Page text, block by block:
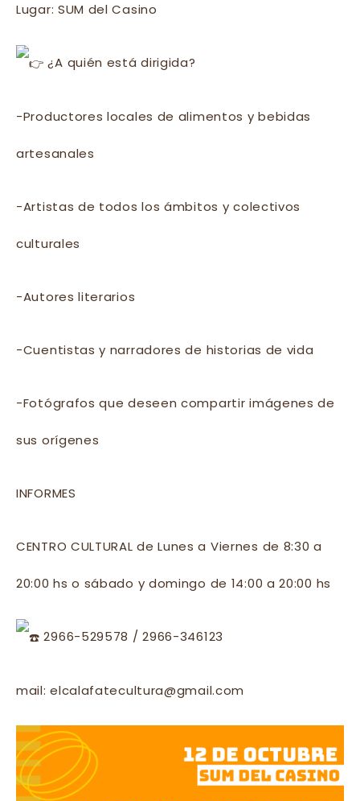
Lugar: SUM del Casino
¿A quién está dirigida?
-Productores locales de alimentos y bebidas
artesanales
-Artistas de todos los ámbitos y colectivos
culturales
-Autores literarios
-Cuentistas y narradores de historias de vida
-Fotógrafos que deseen compartir imágenes de
sus orígenes
INFORMES
CENTRO CULTURAL de Lunes a Viernes de 8:30 a
20:00 hs o sábado y domingo de 14:00 a 20:00 hs
2966-529578 / 2966-346123
mail: elcalafatecultura@gmail.com